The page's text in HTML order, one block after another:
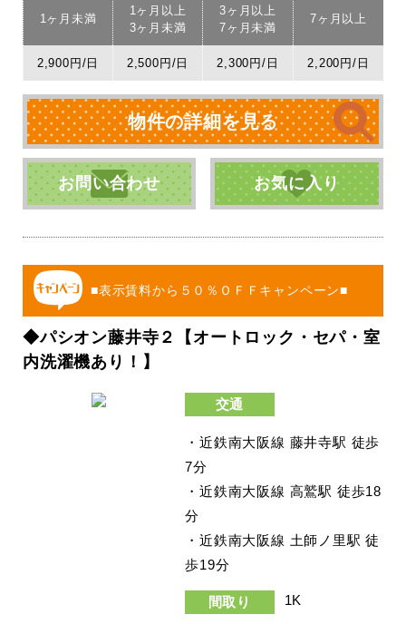
1ヶ月未満
1ヶ月以上
3ヶ月未満
3ヶ月以上
7ヶ月未満
7ヶ月以上
2,900円/日 2,500円/日 2,300円/日 2,200円/日
物件の詳細を見る
お問い合わせ お気に入り
■表示賃料から５０％ＯＦＦキャンペーン■
◆パシオン藤井寺２【オートロック・セパ・室
内洗濯機あり！】
交通
・近鉄南大阪線 藤井寺駅 徒歩
7分
・近鉄南大阪線 高鷲駅 徒歩18
分
・近鉄南大阪線 土師ノ里駅 徒
歩19分
間取り 1K